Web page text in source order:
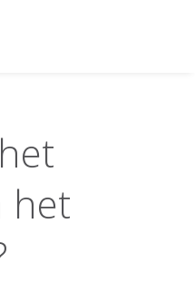
het